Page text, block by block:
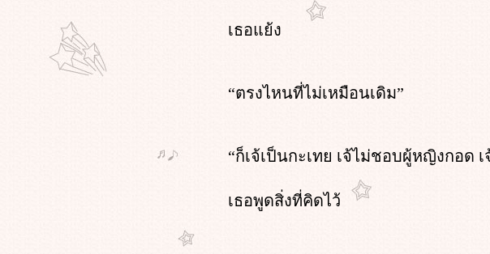
เมื่อสามีเธอเป็นแต๋ว บทที่ 4 หน้า 1
เมื่อสามีเธอเป็นแต๋ว บทที่ 3 หน้า 4
เมื่อสามีเธอเป็นแต๋ว บทที่ 3 หน้า 3
เมื่อสามีเธอเป็นแต๋ว บทที่ 3 หน้า 2
เมื่อสามีเธอเป็นแต๋ว บทที่ 2 หน้า 2
เมื่อสามีเธอเป็นแต๋ว บทที่ 1 หน้า 4
เธอแย้ง
“ตรงไหนที่ไม่เหมือนเดิม”
“ก็เจ้เป็นกะเทย เจ้ไม่ชอบผู้หญิงกอด เ
เธอพูดสิ่งที่คิดไว้